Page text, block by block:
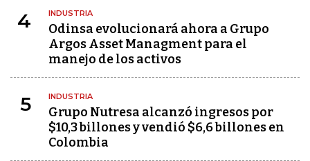
4 INDUSTRIA
Odinsa evolucionará ahora a Grupo
Argos Asset Managment para el
manejo de los activos
5 INDUSTRIA
Grupo Nutresa alcanzó ingresos por
$10,3 billones y vendió $6,6 billones en
Colombia